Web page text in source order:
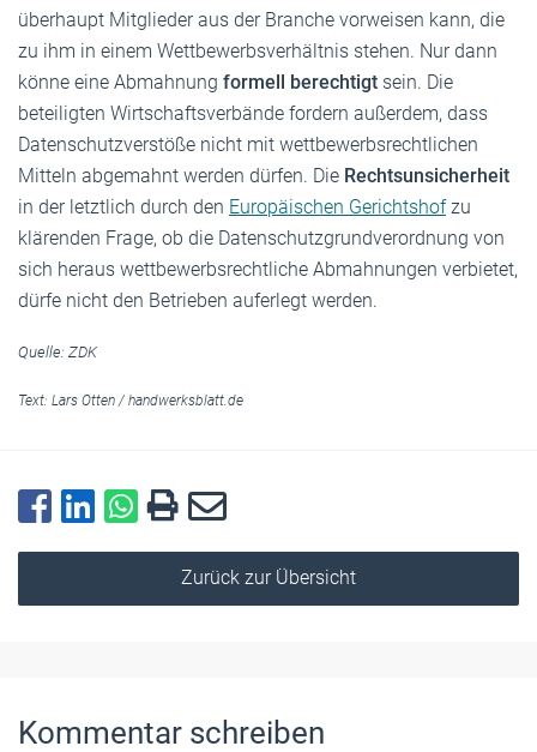
überhaupt Mitglieder aus der Branche vorweisen kann, die
zu ihm in einem Wettbewerbsverhältnis stehen. Nur dann
könne eine Abmahnung formell berechtigt sein. Die
beteiligten Wirtschaftsverbände fordern außerdem, dass
Datenschutzverstöße nicht mit wettbewerbsrechtlichen
Mitteln abgemahnt werden dürfen. Die Rechtsunsicherheit
in der letztlich durch den Europäischen Gerichtshofzu
klärenden Frage, ob die Datenschutzgrundverordnung von
sich heraus wettbewerbsrechtliche Abmahnungen verbietet,
dürfe nicht den Betrieben auferlegt werden.
Quelle: ZDK
Text: Lars Otten / handwerksblatt.de
Zurück zur Übersicht
Kommentar schreiben